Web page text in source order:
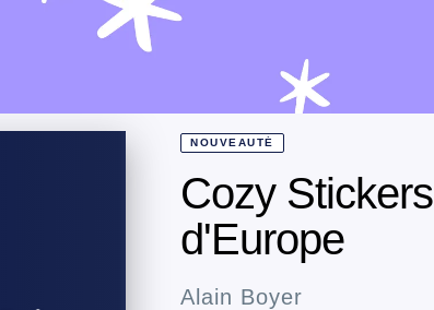
NOUVEAUTÉ
Cozy
d'Europe
Alain Boyer